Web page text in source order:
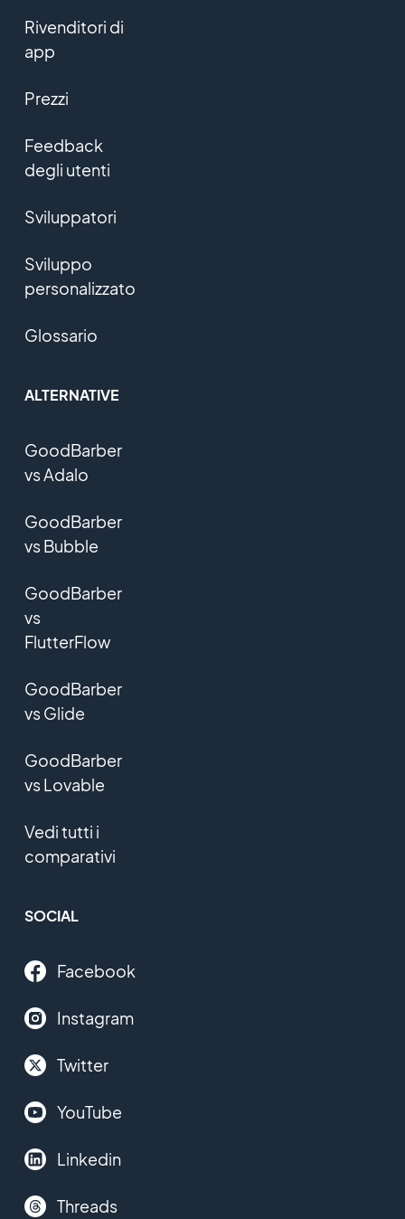
Rivenditori di
app
Prezzi
Feedback
degli utenti
Sviluppatori
Sviluppo
personalizzato
Glossario
ALTERNATIVE
GoodBarber
vs Adalo
GoodBarber
vs Bubble
GoodBarber
vs
FlutterFlow
GoodBarber
vs Glide
GoodBarber
vs Lovable
Vedi tutti i
comparativi
SOCIAL
Facebook
Instagram
Twitter
YouTube
Linkedin
Threads